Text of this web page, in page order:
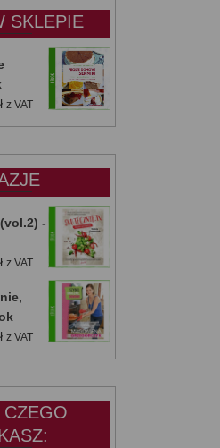
do
50,00 zł
SKLEPIE
Aktualna
cena
z VAT
-
Aktualna
wynosi:
25,00 zł.
z VAT
Aktualna
cena
z VAT